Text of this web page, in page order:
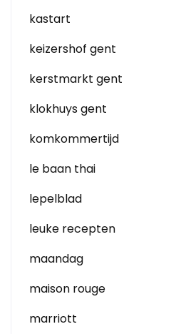
kastart
keizershof gent
kerstmarkt gent
klokhuys gent
komkommertijd
le baan thai
lepelblad
leuke recepten
maandag
maison rouge
marriott